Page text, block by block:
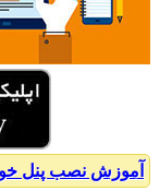
نصب پنل